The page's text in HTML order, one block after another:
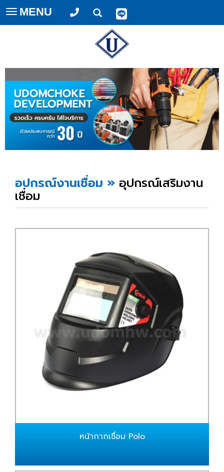
Toggle
navigation
MENU
อุปกรณ์งานเชื่อม » อุปกรณ์เสริมงาน
เชื่อม
หน้ากากเชื่อม Polo